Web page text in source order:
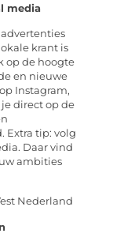
media
krant is
op de hoogte
en nieuwe
Instagram,
direct op de
Extra tip: volg
Daar vind
ambities